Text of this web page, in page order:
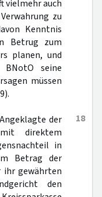
vielmehr auch
zu
Kenntnis
Betrug zum
planen, und
seine
müssen
18
der
direktem
in
Betrag der
ihr gewährten
den